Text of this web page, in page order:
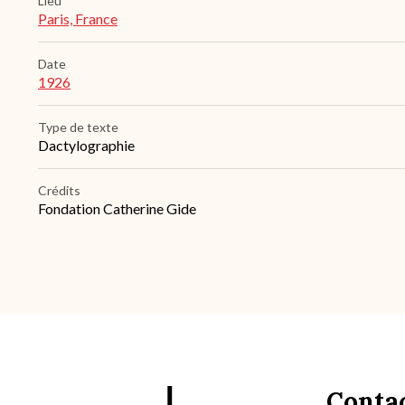
Paris, France
Date
1926
Type de texte
Dactylographie
Crédits
Fondation Catherine Gide